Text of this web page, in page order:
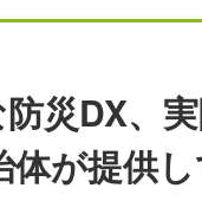
災DX、
が提供